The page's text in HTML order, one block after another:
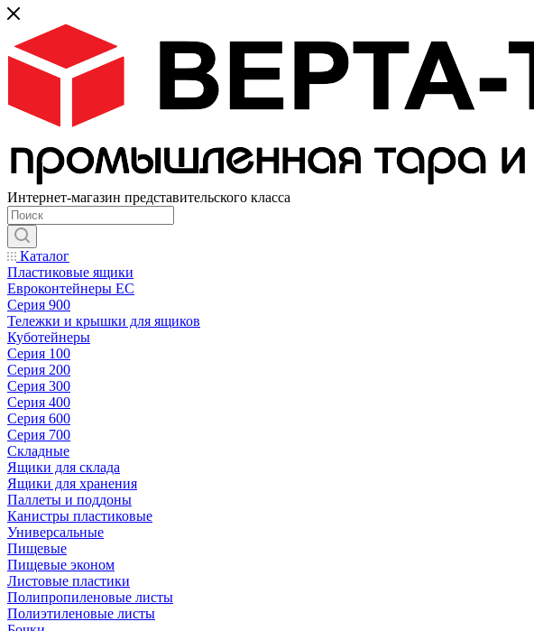
Интернет-магазин представительского класса
Каталог
Пластиковые ящики
Евроконтейнеры ЕС
Серия 900
Тележки и крышки для ящиков
Куботейнеры
Серия 100
Серия 200
Серия 300
Серия 400
Серия 600
Серия 700
Складные
Ящики для склада
Ящики для хранения
Паллеты и поддоны
Канистры пластиковые
Универсальные
Пищевые
Пищевые эконом
Листовые пластики
Полипропиленовые листы
Полиэтиленовые листы